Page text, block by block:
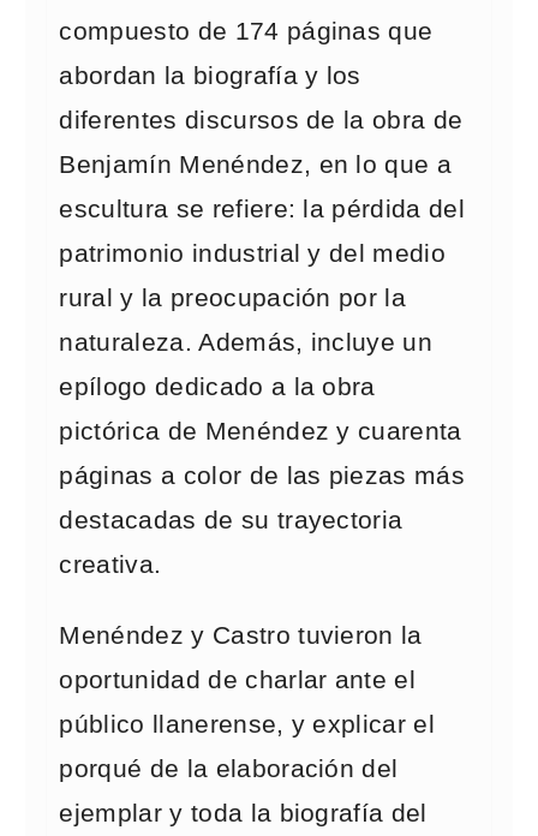
compuesto de 174 páginas que
abordan la biografía y los
diferentes discursos de la obra de
Benjamín Menéndez, en lo que a
escultura se refiere: la pérdida del
patrimonio industrial y del medio
rural y la preocupación por la
naturaleza. Además, incluye un
epílogo dedicado a la obra
pictórica de Menéndez y cuarenta
páginas a color de las piezas más
destacadas de su trayectoria
creativa.
Menéndez y Castro tuvieron la
oportunidad de charlar ante el
público llanerense, y explicar el
porqué de la elaboración del
ejemplar y toda la biografía del